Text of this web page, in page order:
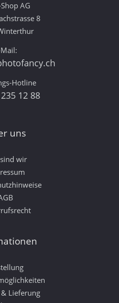
AG
8
Mail:
Hotline
12 88
uns
wir
Lieferung